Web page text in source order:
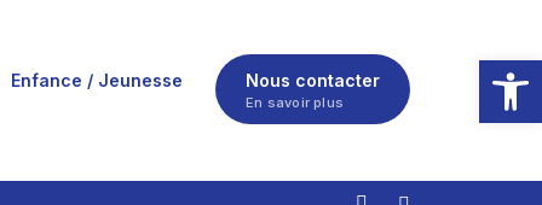
Ouvrir
Enfance / Jeunesse Nous contacter
En savoir plus